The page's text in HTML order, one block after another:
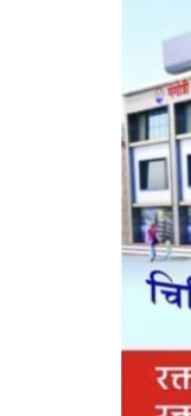
ने ज़हर खाकर की